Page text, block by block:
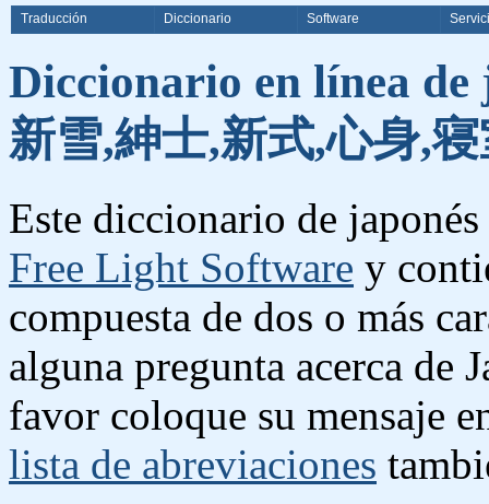
Traducción Diccionario Software
Diccionario en línea
新雪,紳士,新式,心身,
Este diccionario de
Free Light Software y
compuesta de dos o más
alguna pregunta acerca de
favor coloque su mensaje
lista de abreviaciones